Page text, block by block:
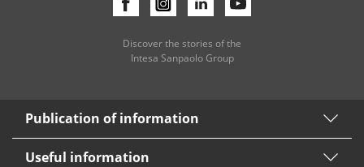
Discover the stories of the
Intesa Sanpaolo Group
Publication of information
Useful information